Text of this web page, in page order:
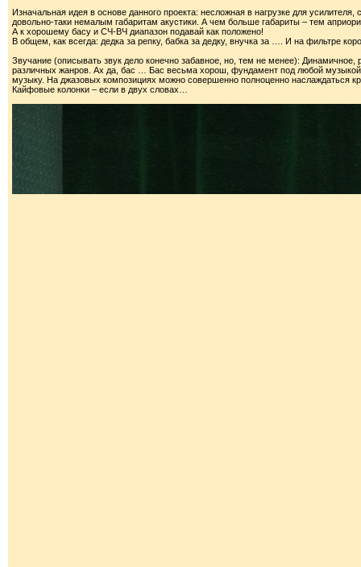
Изначальная идея в основе данного проекта: несложная в нагрузке для
довольно-таки немалым габаритам акустики. А чем больше габариты – тем
А к хорошему басу и СЧ-ВЧ диапазон подавай как положено!
В общем, как всегда: дедка за репку, бабка за дедку, внучка за …. И на фильтре
Звучание (описывать звук дело конечно забавное, но, тем не менее):
различных жанров. Ах да, бас … Бас весьма хорош, фундамент под любой
музыку. На джазовых композициях можно совершенно полноценно наслаждаться
Кайфовые колонки – если в двух словах…